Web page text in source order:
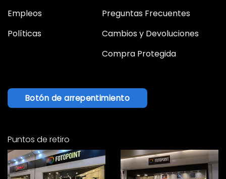
Empleos
Políticas
Preguntas Frecuentes
Cambios y Devoluciones
Compra Protegida
Botón de arrepentimiento
Puntos de retiro